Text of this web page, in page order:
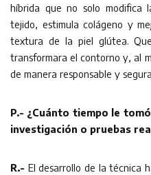
híbrida que no solo modifica
tejido, estimula colágeno y
textura de la piel glútea.
transformara el contorno y, al
de manera responsable y
P.- ¿Cuánto tiempo le
investigación o pruebas
R.- El desarrollo de la técnica